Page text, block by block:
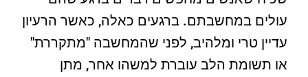
עולים במחשבתם. ברגעים כאלה, כאשר הרעיון
עדיין טרי ומלהיב, לפני שהמחשבה "מתקררת"
או תשומת הלב עוברת למשהו אחר, מתן